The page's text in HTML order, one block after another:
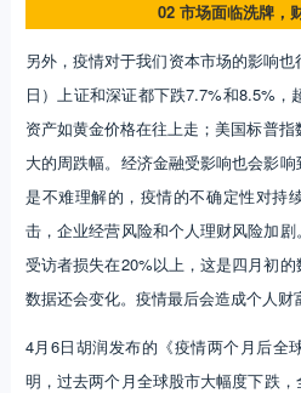
02 市场面临洗牌，
另外，疫情对于我们资本市场的影响
日）上证和深证都下跌7.7%和8.5%，
资产如黄金价格在往上走；美国标普
大的周跌幅。经济金融受影响也会影
是不难理解的，疫情的不确定性对持
击，企业经营风险和个人理财风险加
受访者损失在20%以上，这是四月初
数据还会变化。疫情最后会造成个人财
4月6日胡润发布的《疫情两个月后全
明，过去两个月全球股市大幅度下跌